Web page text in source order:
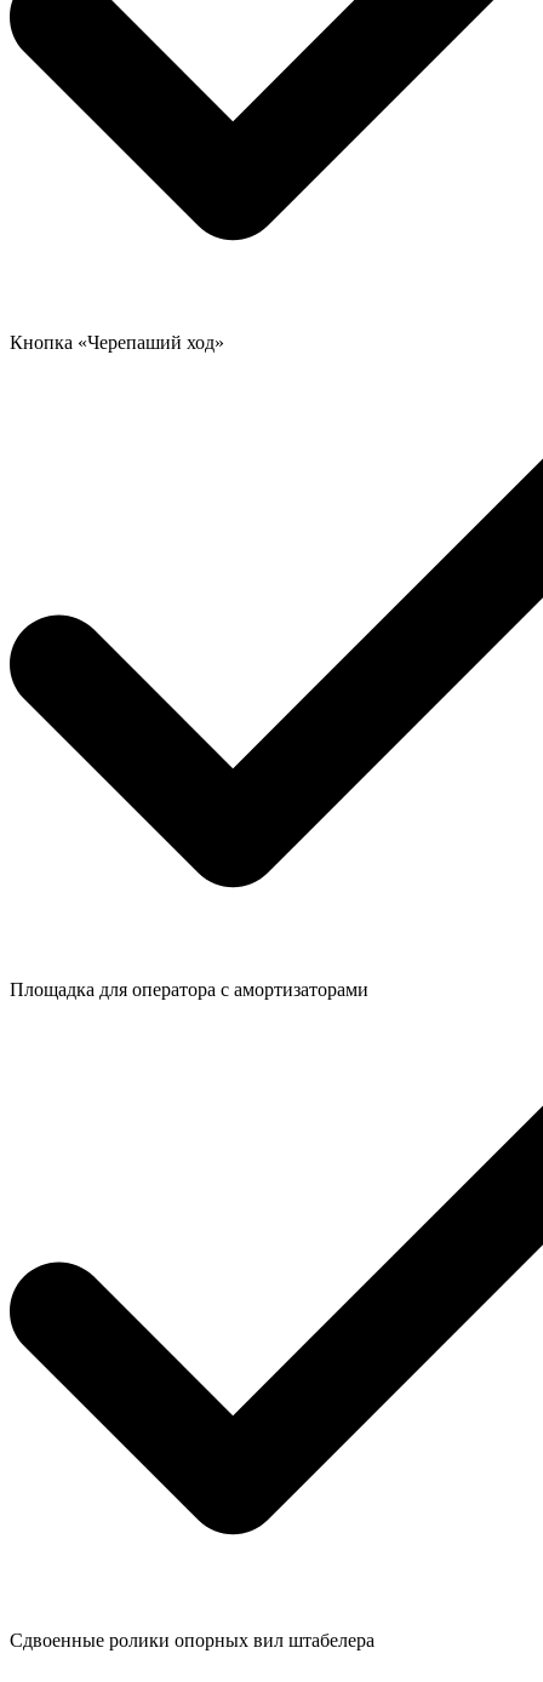
Кнопка «Черепаший ход»
Площадка для оператора с амортизаторами
Сдвоенные ролики опорных вил штабелера